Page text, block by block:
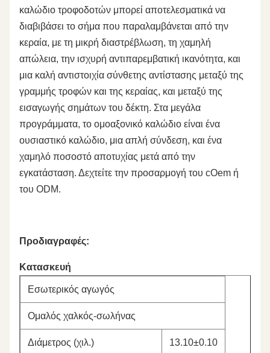
καλώδιο τροφοδοτών μπορεί αποτελεσματικά να
διαβιβάσει το σήμα που παραλαμβάνεται από την
κεραία, με τη μικρή διαστρέβλωση, τη χαμηλή
απώλεια, την ισχυρή αντιπαρεμβατική ικανότητα, και
μια καλή αντιστοιχία σύνθετης αντίστασης μεταξύ της
γραμμής τροφών και της κεραίας, και μεταξύ της
εισαγωγής σημάτων του δέκτη. Στα μεγάλα
προγράμματα, το ομοαξονικό καλώδιο είναι ένα
ουσιαστικό καλώδιο, μια απλή σύνδεση, και ένα
χαμηλό ποσοστό αποτυχίας μετά από την
εγκατάσταση. Δεχτείτε την προσαρμογή του cOem ή
του ODM.
Προδιαγραφές:
Κατασκευή
Εσωτερικός αγωγός
Ομαλός χαλκός-σωλήνας
Διάμετρος (χιλ.) 13.10±0.10